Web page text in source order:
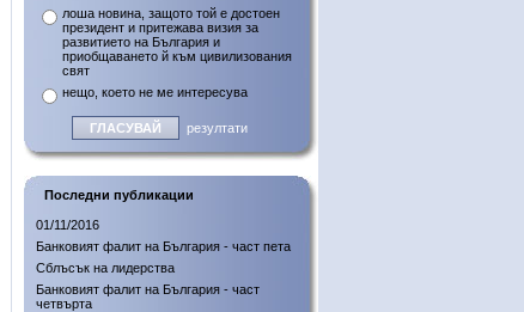
лоша новина, защото той е достоен
президент и притежава визия за
развитието на България и
приобщаването й към цивилизования
свят
нещо, което не ме интересува
резултати
Последни публикации
01/11/2016
Банковият фалит на България - част пета
Сблъсък на лидерства
Банковият фалит на България - част
четвърта